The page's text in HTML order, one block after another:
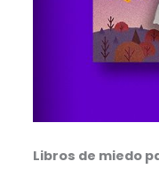
Libros de miedo